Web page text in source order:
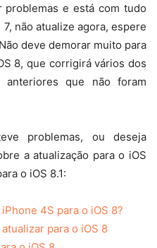
e está com tudo
não atualize agora, espere
deve demorar muito para
8, que corrigirá vários dos
anteriores que não foram
problemas, ou deseja
a atualização para o iOS
o iOS 8.1:
4S para o iOS 8?
para o iOS 8